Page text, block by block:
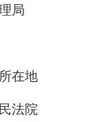
局
在地
法院